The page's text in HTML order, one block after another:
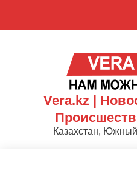
Vera.kz |
Казахстан,